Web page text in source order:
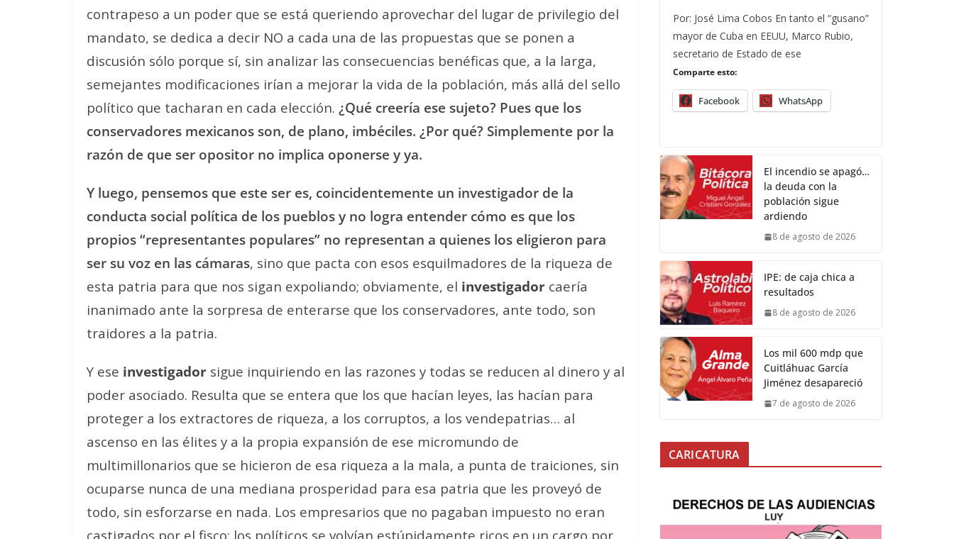
contrapeso a un poder que se está queriendo aprovechar del lugar de privilegio del
mandato, se dedica a decir NO a cada una de las propuestas que se ponen a
discusión sólo porque sí, sin analizar las consecuencias benéficas que, a la larga,
semejantes modificaciones irían a mejorar la vida de la población, más allá del sello
político que tacharan en cada elección. ¿Qué creería ese sujeto? Pues que los
conservadores mexicanos son, de plano, imbéciles. ¿Por qué? Simplemente por la
razón de que ser opositor no implica oponerse y ya.
Y luego, pensemos que este ser es, coincidentemente un investigador de la
conducta social política de los pueblos y no logra entender cómo es que los
propios “representantes populares” no representan a quienes los eligieron para
ser su voz en las cámaras, sino que pacta con esos esquilmadores de la riqueza de
esta patria para que nos sigan expoliando; obviamente, el investigador caería
inanimado ante la sorpresa de enterarse que los conservadores, ante todo, son
traidores a la patria.
Y ese investigador sigue inquiriendo en las razones y todas se reducen al dinero y al
poder asociado. Resulta que se entera que los que hacían leyes, las hacían para
proteger a los extractores de riqueza, a los corruptos, a los vendepatrias… al
ascenso en las élites y a la propia expansión de ese micromundo de
multimillonarios que se hicieron de esa riqueza a la mala, a punta de traiciones, sin
ocuparse nunca de una mediana prosperidad para esa patria que les proveyó de
todo, sin esforzarse en nada. Los empresarios que no pagaban impuesto no eran
castigados por el fisco; los políticos se volvían estúpidamente ricos en un cargo por
Por: José Lima Cobos En tanto el “gusano”
mayor de Cuba en EEUU, Marco Rubio,
secretario de Estado de ese
Comparte esto:
Facebook WhatsApp
El incendio se apagó…
la deuda con la
población sigue
ardiendo
8 de agosto de 2026
IPE: de caja chica a
resultados
8 de agosto de 2026
Los mil 600 mdp que
Cuitláhuac García
Jiménez desapareció
7 de agosto de 2026
CARICATURA